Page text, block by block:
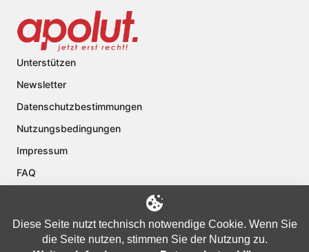
Unterstützen
Newsletter
Datenschutzbestimmungen
Nutzungsbedingungen
Impressum
FAQ
Diese Seite nutzt technisch notwendige Cookie. Wenn Sie
die Seite nutzen, stimmen Sie der Nutzung zu.